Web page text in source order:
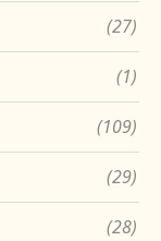
(27)
(1)
(109)
(29)
(28)